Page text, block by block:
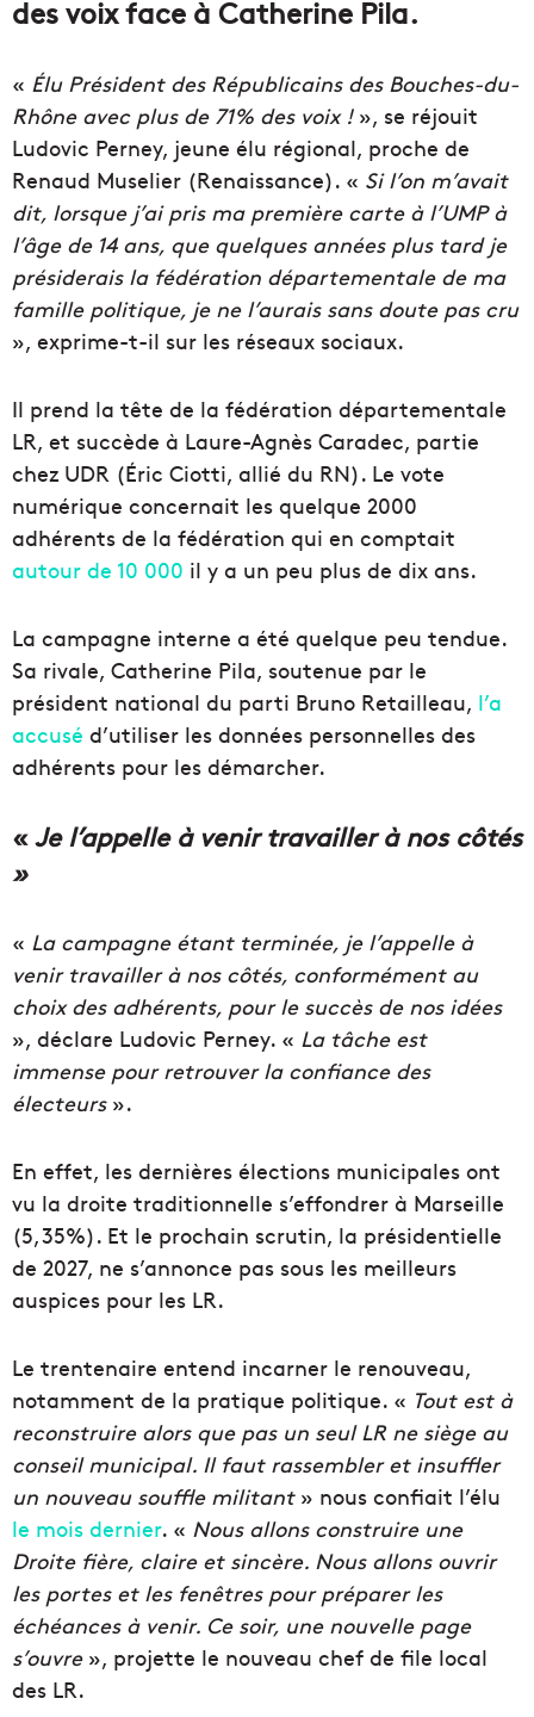
des voix face à Catherine Pila.
« Élu Président des Républicains des Bouches-du-
Rhône avec plus de 71% des voix !», se réjouit
Ludovic Perney, jeune élu régional, proche de
Renaud Muselier (Renaissance). « Si l’on m’avait
dit, lorsque j’ai pris ma première carte à l’UMP à
l’âge de 14 ans, que quelques années plus tard je
présiderais la fédération départementale de ma
famille politique, je ne l’aurais sans doute pas cru
», exprime-t-il sur les réseaux sociaux.
Il prend la tête de la fédération départementale
LR, et succède à Laure-Agnès Caradec, partie
chez UDR (Éric Ciotti, allié du RN). Le vote
numérique concernait les quelque 2000
adhérents de la fédération qui en comptait
autour de 10 000 il y a un peu plus de dix ans.
La campagne interne a été quelque peu tendue.
Sa rivale, Catherine Pila, soutenue par le
président national du parti Bruno Retailleau, l’a
accusé d’utiliser les données personnelles des
adhérents pour les démarcher.
«Je l’appelle à venir travailler à nos côtés
»
« La campagne étant terminée, je l’appelle à
venir travailler à nos côtés, conformément au
choix des adhérents, pour le succès de nos idées
», déclare Ludovic Perney. « La tâche est
immense pour retrouver la confiance des
électeurs».
En effet, les dernières élections municipales ont
vu la droite traditionnelle s’effondrer à Marseille
(5,35%). Et le prochain scrutin, la présidentielle
de 2027, ne s’annonce pas sous les meilleurs
auspices pour les LR.
Le trentenaire entend incarner le renouveau,
notamment de la pratique politique. « Tout est à
reconstruire alors que pas un seul LR ne siège au
conseil municipal. Il faut rassembler et insuffler
un nouveau souffle militant» nous confiait l’élu
le mois dernier. « Nous allons construire une
Droite fière, claire et sincère. Nous allons ouvrir
les portes et les fenêtres pour préparer les
échéances à venir. Ce soir, une nouvelle page
s’ouvre», projette le nouveau chef de file local
des LR.